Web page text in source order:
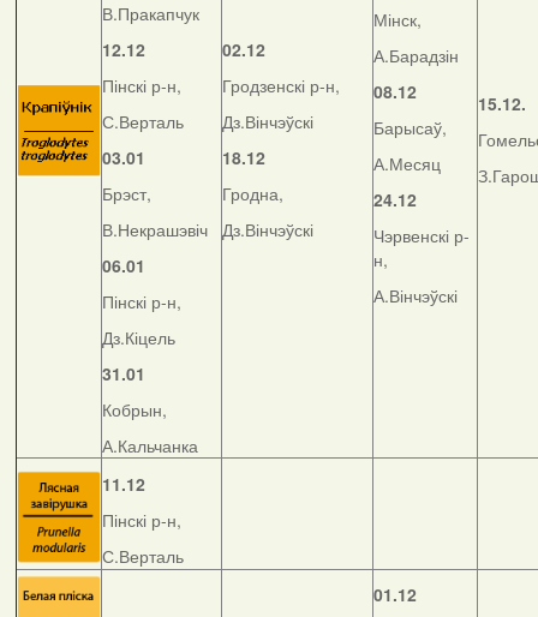
В.Пракапчук
12.12
Пінскі р-н,
С.Верталь
03.01
Брэст,
В.Некрашэвіч
06.01
Пінскі р-н,
Дз.Кіцель
31.01
Кобрын,
А.Кальчанка
02.12
Гродзенскі р-н,
Дз.Вінчэўскі
18.12
Гродна,
Дз.Вінчэўскі
Мінск,
А.Барадзін
08.12
Барысаў,
А.Месяц
24.12
Чэрвенскі р-
н,
А.Вінчэўскі
15.12.
11.12
Пінскі р-н,
С.Верталь
01.12